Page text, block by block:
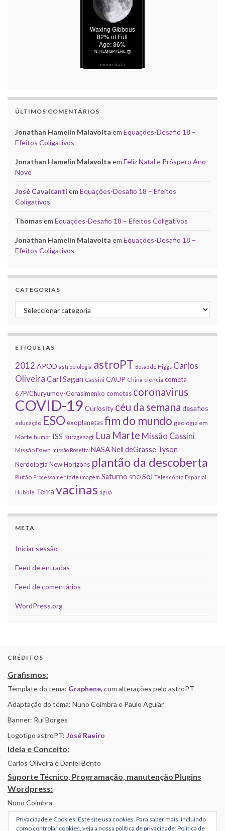
moon data
ÚLTIMOS COMENTÁRIOS
Jonathan Hamelin Malavolta em Equações-Desafio 18 –
Efeitos Coligativos
Jonathan Hamelin Malavolta em Feliz Natal e Próspero Ano
Novo
José Cavalcanti em Equações-Desafio 18 – Efeitos
Coligativos
Thomas em Equações-Desafio 18 – Efeitos Coligativos
Jonathan Hamelin Malavolta em Equações-Desafio 18 –
Efeitos Coligativos
CATEGORIAS
Categorias
ETIQUETAS
2012 APOD astrobiologia astroPT Bosão de Higgs Carlos
Oliveira Carl Sagan Cassini CAUP China ciência cometa
67P/Churyumov-Gerasimenko cometas coronavirus
COVID-19 Curiosity céu da semana desafios
educação ESOexoplanetasfim do mundo geologia em
Marte humor ISS Kurzgesagt Lua Marte Missão Cassini
Missão Dawn missão Rosetta NASANeil deGrasse Tyson
Nerdologia New Horizons plantão da descoberta
Plutão Processamento de imagem Saturno SDO Sol Telescópio Espacial
Hubble Terra vacinas água
META
Iniciar sessão
Feed de entradas
Feed de comentários
WordPress.org
CRÉDITOS
Grafismos:
Template do tema: Graphene, com alterações pelo astroPT
Adaptação do tema: Nuno Coimbra e Paulo Aguiar
Banner: Rui Borges
Logotipo astroPT: José Raeiro
Ideia e Conceito:
Carlos Oliveira e Daniel Bento
Suporte Técnico, Programação, manutenção Plugins
Wordpress:
Nuno Coimbra
Privacidade e Cookies: Este site usa cookies. Para saber mais, incluindo
como controlar cookies, veja a nossa política de privacidade:Política de